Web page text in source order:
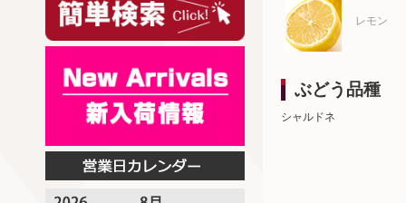
レモン
ぶどう品種
シャルドネ